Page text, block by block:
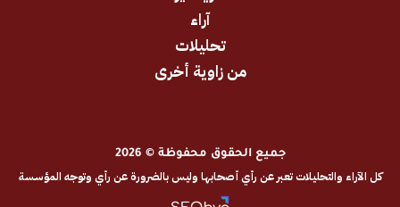
من زاوية أخرى
جميع الحقوق محفوظة © 2026
تعبر عن رأي أصحابها وليس بالضرورة عن رأي وتوجه المؤسسة